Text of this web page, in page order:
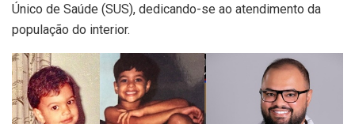
Único de Saúde (SUS), dedicando-se ao atendimento da
população do interior.